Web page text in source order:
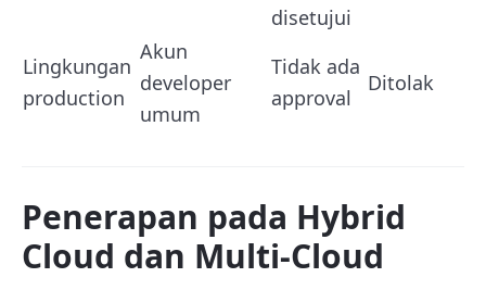
disetujui
Lingkungan
production
Akun
developer
umum
Tidak ada
approval
Ditolak
Penerapan pada Hybrid
Cloud dan Multi-Cloud